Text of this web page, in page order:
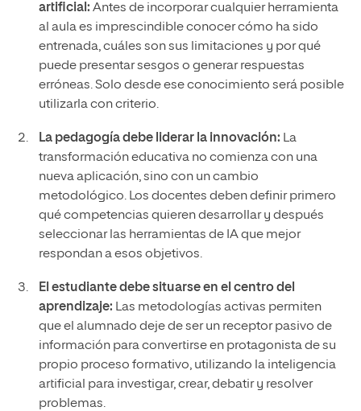
artificial: Antes de incorporar cualquier herramienta
al aula es imprescindible conocer cómo ha sido
entrenada, cuáles son sus limitaciones y por qué
puede presentar sesgos o generar respuestas
erróneas. Solo desde ese conocimiento será posible
utilizarla con criterio.
La pedagogía debe liderar la innovación: La
transformación educativa no comienza con una
nueva aplicación, sino con un cambio
metodológico. Los docentes deben definir primero
qué competencias quieren desarrollar y después
seleccionar las herramientas de IA que mejor
respondan a esos objetivos.
El estudiante debe situarse en el centro del
aprendizaje: Las metodologías activas permiten
que el alumnado deje de ser un receptor pasivo de
información para convertirse en protagonista de su
propio proceso formativo, utilizando la inteligencia
artificial para investigar, crear, debatir y resolver
problemas.